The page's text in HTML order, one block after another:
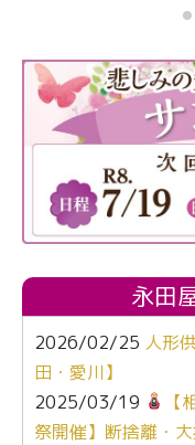
永田
2026/02/25 人形
田・愛川】
2025/03/19
祭開催】断捨離・